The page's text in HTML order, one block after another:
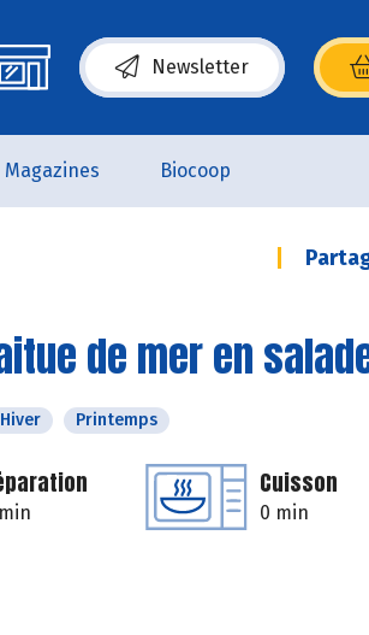
Newsletter
(s’ouvre dans une nouvelle
Magazines Biocoop
de mer en
Hiver Printemps
Cuisson
0 min